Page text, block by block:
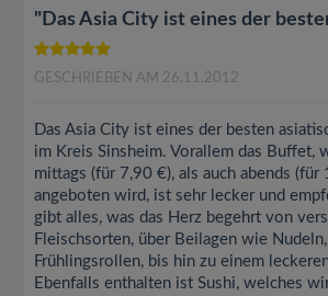
"Das Asia City ist eines der
GESCHRIEBEN AM 26.11.2012
Das Asia City ist eines der besten
im Kreis Sinsheim. Vorallem das Buffet,
mittags (für 7,90 €), als auch abends (für
angeboten wird, ist sehr lecker und
gibt alles, was das Herz begehrt von
Fleischsorten, über Beilagen wie
Frühlingsrollen, bis hin zu einem
Ebenfalls enthalten ist Sushi, welches